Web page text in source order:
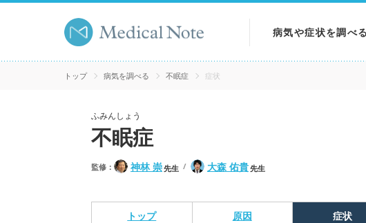
病気や症状を調べる
病気を調べる
トップ 病気を調べる 不眠症 症状
ふみんしょう
不眠症
監修： 神林 崇先生 大森 佑貴先生
トップ 原因 症状